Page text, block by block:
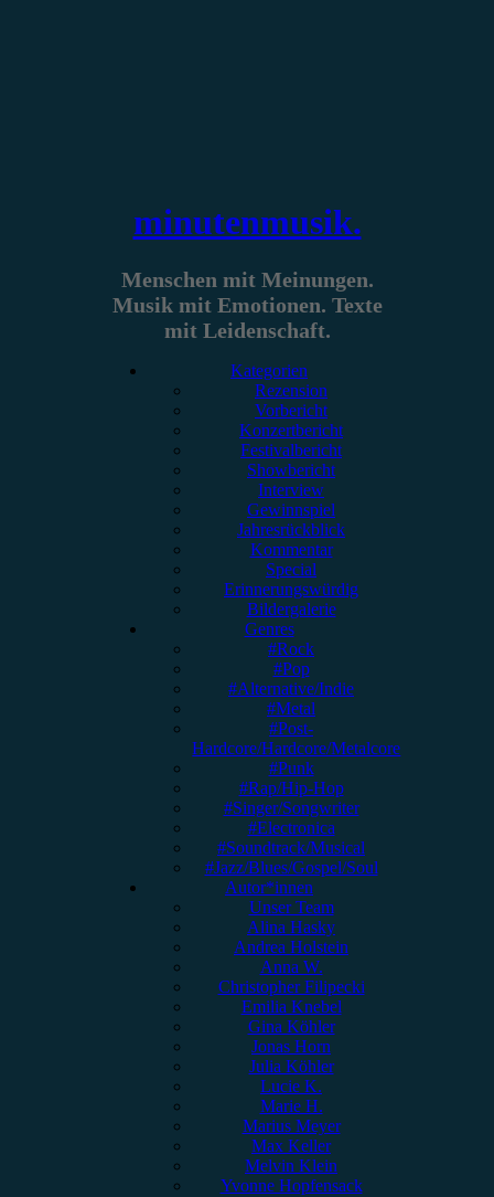
minutenmusik.
Menschen mit Meinungen.
Musik mit Emotionen. Texte
mit Leidenschaft.
Kategorien
Rezension
Vorbericht
Konzertbericht
Festivalbericht
Showbericht
Interview
Gewinnspiel
Jahresrückblick
Kommentar
Special
Erinnerungswürdig
Bildergalerie
Genres
#Rock
#Pop
#Alternative/Indie
#Metal
#Post-
Hardcore/Hardcore/Metalcore
#Punk
#Rap/Hip-Hop
#Singer/Songwriter
#Electronica
#Soundtrack/Musical
#Jazz/Blues/Gospel/Soul
Autor*innen
Unser Team
Alina Hasky
Andrea Holstein
Anna W.
Christopher Filipecki
Emilia Knebel
Gina Köhler
Jonas Horn
Julia Köhler
Lucie K.
Marie H.
Marius Meyer
Max Keller
Melvin Klein
Yvonne Hopfensack